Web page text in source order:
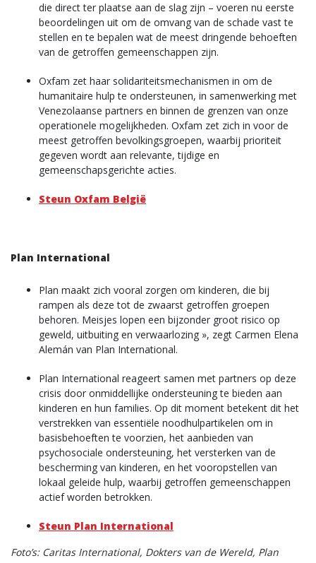
die direct ter plaatse aan de slag zijn – voeren nu eerste
beoordelingen uit om de omvang van de schade vast te
stellen en te bepalen wat de meest dringende behoeften
van de getroffen gemeenschappen zijn.
Oxfam zet haar solidariteitsmechanismen in om de
humanitaire hulp te ondersteunen, in samenwerking met
Venezolaanse partners en binnen de grenzen van onze
operationele mogelijkheden. Oxfam zet zich in voor de
meest getroffen bevolkingsgroepen, waarbij prioriteit
gegeven wordt aan relevante, tijdige en
gemeenschapsgerichte acties.
Steun Oxfam België
Plan International
Plan maakt zich vooral zorgen om kinderen, die bij
rampen als deze tot de zwaarst getroffen groepen
behoren. Meisjes lopen een bijzonder groot risico op
geweld, uitbuiting en verwaarlozing », zegt Carmen Elena
Alemán van Plan International.
Plan International reageert samen met partners op deze
crisis door onmiddellijke ondersteuning te bieden aan
kinderen en hun families. Op dit moment betekent dit het
verstrekken van essentiële noodhulpartikelen om in
basisbehoeften te voorzien, het aanbieden van
psychosociale ondersteuning, het versterken van de
bescherming van kinderen, en het vooropstellen van
lokaal geleide hulp, waarbij getroffen gemeenschappen
actief worden betrokken.
Steun Plan International
Foto’s: Caritas International, Dokters van de Wereld, Plan